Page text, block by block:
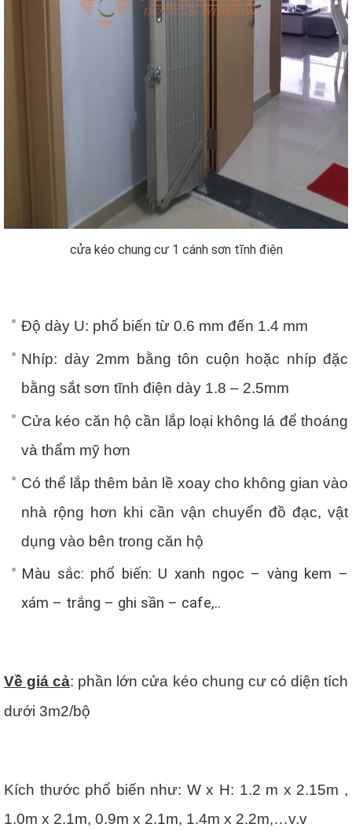
cửa kéo chung cư 1 cánh sơn tĩnh điện
Độ dày U: phổ biến từ 0.6 mm đến 1.4 mm
Nhíp: dày 2mm bằng tôn cuộn hoặc nhíp đặc
bằng sắt sơn tĩnh điện dày 1.8 – 2.5mm
Cửa kéo căn hộ cần lắp loại không lá để thoáng
và thẩm mỹ hơn
Có thể lắp thêm bản lề xoay cho không gian vào
nhà rộng hơn khi cần vận chuyển đồ đạc, vật
dụng vào bên trong căn hộ
Màu sắc: phổ biến: U xanh ngọc – vàng kem –
xám – trắng – ghi sần – cafe,..
Về giá cả: phần lớn cửa kéo chung cư có diện tích
dưới 3m2/bộ
Kích thước phổ biến như: W x H: 1.2 m x 2.15m ,
1.0m x 2.1m, 0.9m x 2.1m, 1.4m x 2.2m,…v.v